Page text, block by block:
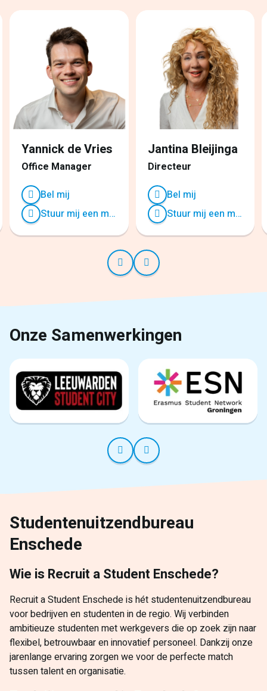
Yannick de Vries
Office Manager
Bel mij
Stuur mij een mailtje
Jantina Bleijinga
Directeur
Bel mij
Stuur mij een mailtje
Onze Samenwerkingen
Studentenuitzendbureau
Enschede
Wie is Recruit a Student Enschede?
Recruit a Student Enschede is hét studentenuitzendbureau
voor bedrijven en studenten in de regio. Wij verbinden
ambitieuze studenten met werkgevers die op zoek zijn naar
flexibel, betrouwbaar en innovatief personeel. Dankzij onze
jarenlange ervaring zorgen we voor de perfecte match
tussen talent en organisatie.